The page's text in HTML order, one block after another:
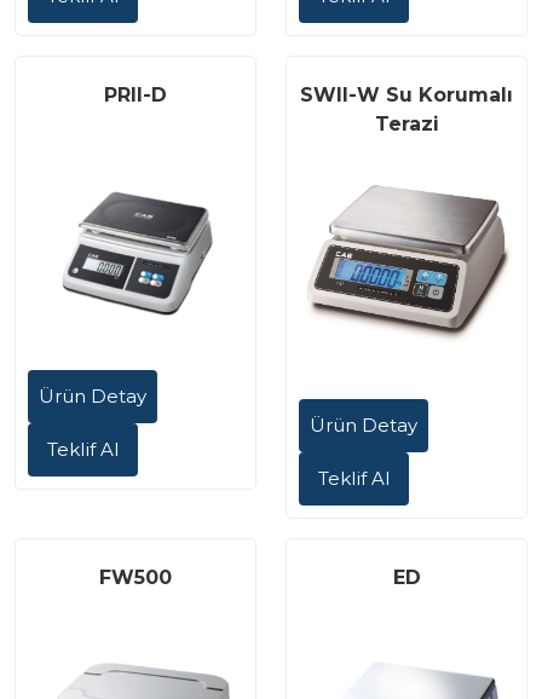
PRII-D
Ürün Detay
Teklif Al
SWII-W Su Korumalı
Terazi
Ürün Detay
Teklif Al
FW500 ED